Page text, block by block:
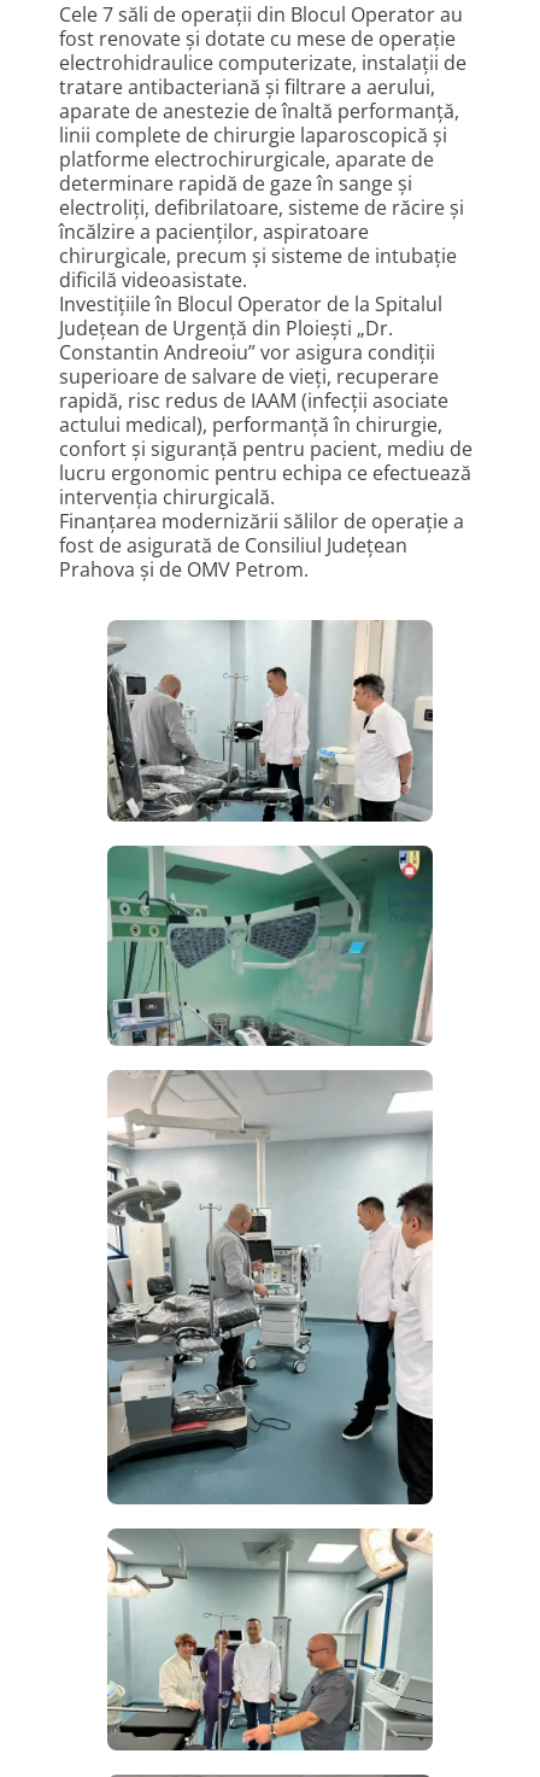
Cele 7 săli de operații din Blocul Operator au
fost renovate și dotate cu mese de operație
electrohidraulice computerizate, instalații de
tratare antibacteriană și filtrare a aerului,
aparate de anestezie de înaltă performanță,
linii complete de chirurgie laparoscopică și
platforme electrochirurgicale, aparate de
determinare rapidă de gaze în sange și
electroliți, defibrilatoare, sisteme de răcire și
încălzire a pacienților, aspiratoare
chirurgicale, precum și sisteme de intubație
dificilă videoasistate.
Investițiile în Blocul Operator de la Spitalul
Județean de Urgență din Ploiești „Dr.
Constantin Andreoiu” vor asigura condiții
superioare de salvare de vieți, recuperare
rapidă, risc redus de IAAM (infecții asociate
actului medical), performanță în chirurgie,
confort și siguranță pentru pacient, mediu de
lucru ergonomic pentru echipa ce efectuează
intervenția chirurgicală.
Finanțarea modernizării sălilor de operație a
fost de asigurată de Consiliul Județean
Prahova și de OMV Petrom.